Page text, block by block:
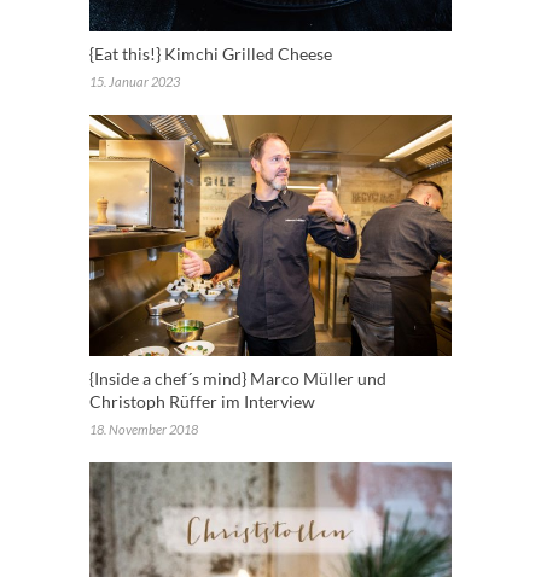
{Eat this!} Kimchi Grilled Cheese
15. Januar 2023
{Inside a chef´s mind} Marco Müller und
Christoph Rüffer im Interview
18. November 2018